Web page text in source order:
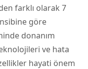
farklı olarak 7
göre
donanım
ve hata
hayati önem